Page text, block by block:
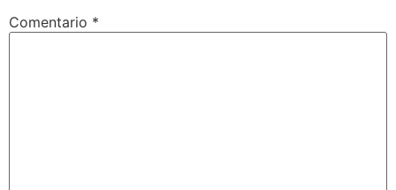
Comentario *